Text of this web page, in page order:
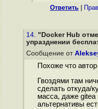
Ответить
14. "Docker Hub
упразднении
Сообщение от
Похоже что
Гвоздями там
сделать откуда/
масса, даже
альтернативы